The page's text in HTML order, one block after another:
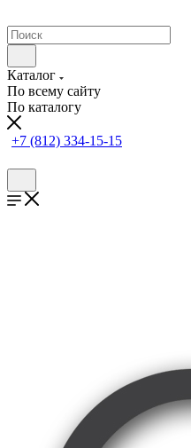
Каталог
По всему сайту
По каталогу
+7 (812) 334-15-15